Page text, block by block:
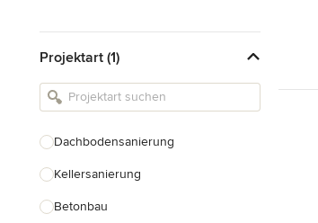
Landschaftsarchitekten
Armaturen & Sanitärbedarf
Projektart (1)
Dachbodensanierung
Kellersanierung
Betonbau